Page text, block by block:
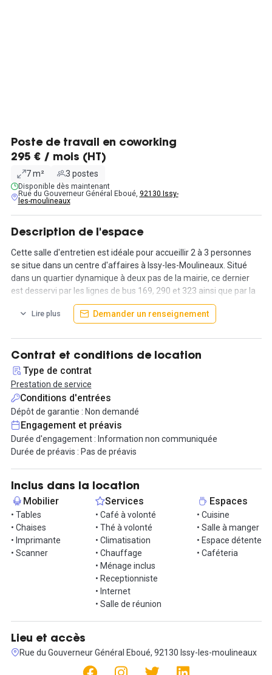
Poste de travail en coworking
295 € / mois (HT)
7 m² 3 postes
Disponible dès maintenant
Rue du Gouverneur Général Eboué, 92130 Issy-
les-moulineaux
Description de l'espace
Cette salle d'entretien est idéale pour accueillir 2 à 3 personnes
se situe dans un centre d'affaires à Issy-les-Moulineaux. Situé
dans un quartier dynamique à deux pas de la mairie, ce dernier
est desservi par les lignes de bus 169, 290 et 323 ainsi que par la
ligne de métro 12.
Pour 395 euros par mois vous aurez un forfait d'accès à cette
Cet espace est idéal pour des formateurs, des consultants ou
tout simplement des personnes qui ont besoin d'un bureau pour
des rendez-vous ponctuels ou fréquents. En plus d'avoir accès à
cet espace, les locataires peuvent profiter des parties communes
telles que l'espace de détente ou encore la cafétéria. D'autre part,
ce bureau donne la possibilité d'avoir une connexion internet haut
débit, un accueil pour les visiteurs mais également la prise de
message téléphonique et l'accès au copieur.
Le prix comprend toutes les charges, il suffit de nous contacter
pour organiser une visite.
Informations complémentaires sur cet espace de
travail
Location 20h : 245 € HT / mois
Location 30h : 295 € HT / mois
Location 40h : 340 € HT / mois
Location 50h : 395 € HT / mois
Lire plus Demander un renseignement
Contrat et conditions de location
Type de contrat
Prestation de service
Conditions d'entrées
Dépôt de garantie : Non demandé
Engagement et préavis
Durée d'engagement : Information non communiquée
Durée de préavis : Pas de préavis
Inclus dans la location
Mobilier
• Tables
• Chaises
• Imprimante
• Scanner
Services
• Café à volonté
• Thé à volonté
• Climatisation
• Chauffage
• Ménage inclus
• Receptionniste
• Internet
• Salle de réunion
Espaces
• Cuisine
• Salle à manger
• Espace détente
• Caféteria
Lieu et accès
Rue du Gouverneur Général Eboué, 92130 Issy-les-moulineaux